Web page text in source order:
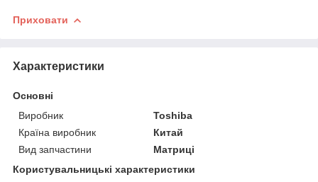
Приховати
Характеристики
Основні
Виробник
Toshiba
Країна виробник
Китай
Вид запчастини
Матриці
Користувальницькі характеристики